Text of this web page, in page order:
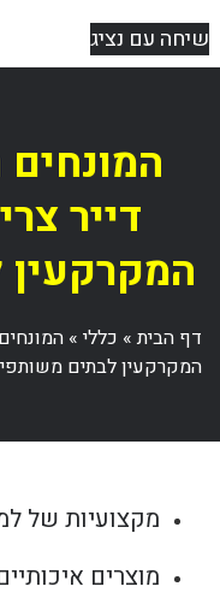
שיחה עם נציג
דייר
דף הבית» כללי»
המקרקעין לבתים
מקצועיות של למעלה
מוצרים